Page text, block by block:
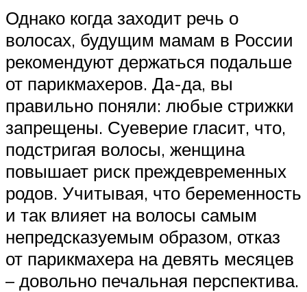
Однако когда заходит речь о
волосах, будущим мамам в России
рекомендуют держаться подальше
от парикмахеров. Да-да, вы
правильно поняли: любые стрижки
запрещены. Суеверие гласит, что,
подстригая волосы, женщина
повышает риск преждевременных
родов. Учитывая, что беременность
и так влияет на волосы самым
непредсказуемым образом, отказ
от парикмахера на девять месяцев
– довольно печальная перспектива.